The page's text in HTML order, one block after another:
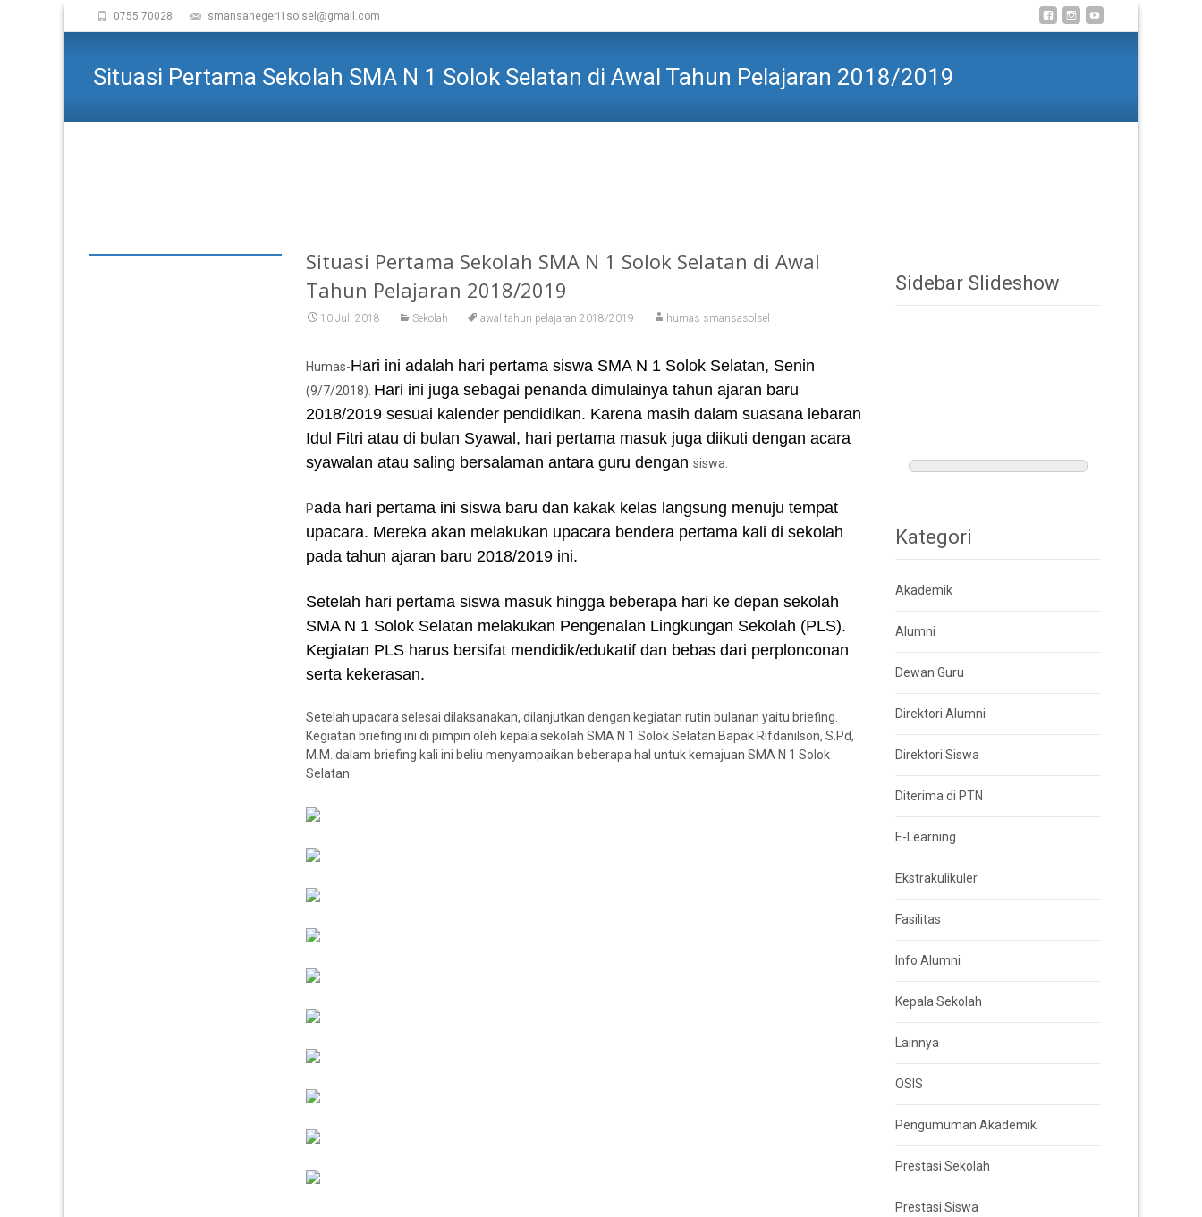
0755 70028 smansanegeri1solsel@gmail.com
Situasi Pertama Sekolah SMA N 1 Solok Selatan di Awal Tahun Pelajaran 2018/2019
Situasi Pertama Sekolah SMA N 1 Solok Selatan di Awal
Tahun Pelajaran 2018/2019
10 Juli 2018 Sekolah awal tahun pelajaran 2018/2019 humas smansasolsel
Humas-Hari ini adalah hari pertama siswa SMA N 1 Solok Selatan, Senin
(9/7/2018). Hari ini juga sebagai penanda dimulainya tahun ajaran baru
2018/2019 sesuai kalender pendidikan. Karena masih dalam suasana lebaran
Idul Fitri atau di bulan Syawal, hari pertama masuk juga diikuti dengan acara
syawalan atau saling bersalaman antara guru dengan siswa.
Pada hari pertama ini siswa baru dan kakak kelas langsung menuju tempat
upacara. Mereka akan melakukan upacara bendera pertama kali di sekolah
pada tahun ajaran baru 2018/2019 ini.
Setelah hari pertama siswa masuk hingga beberapa hari ke depan sekolah
SMA N 1 Solok Selatan melakukan Pengenalan Lingkungan Sekolah (PLS).
Kegiatan PLS harus bersifat mendidik/edukatif dan bebas dari perplonconan
serta kekerasan.
Setelah upacara selesai dilaksanakan, dilanjutkan dengan kegiatan rutin bulanan yaitu briefing.
Kegiatan briefing ini di pimpin oleh kepala sekolah SMA N 1 Solok Selatan Bapak Rifdanilson, S.Pd,
M.M. dalam briefing kali ini beliu menyampaikan beberapa hal untuk kemajuan SMA N 1 Solok
Selatan.
Sidebar Slideshow
Kategori
Akademik
Alumni
Dewan Guru
Direktori Alumni
Direktori Siswa
Diterima di PTN
E-Learning
Ekstrakulikuler
Fasilitas
Info Alumni
Kepala Sekolah
Lainnya
OSIS
Pengumuman Akademik
Prestasi Sekolah
Prestasi Siswa